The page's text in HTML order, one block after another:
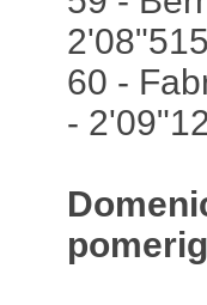
60 -
-